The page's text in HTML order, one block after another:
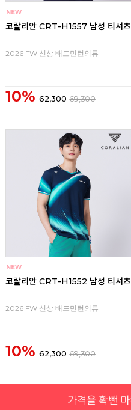
코랄리안 CRT-H1557 남성 티셔츠
2026 FW 신상 배드민턴의류
10% 62,300 69,300
코랄리안 CRT-H1552 남성 티셔츠
2026 FW 신상 배드민턴의류
10% 62,300 69,300